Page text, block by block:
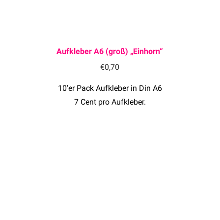
Aufkleber A6 (groß) „Einhorn“
€0,70
10’er Pack Aufkleber in Din A6
7 Cent pro Aufkleber.